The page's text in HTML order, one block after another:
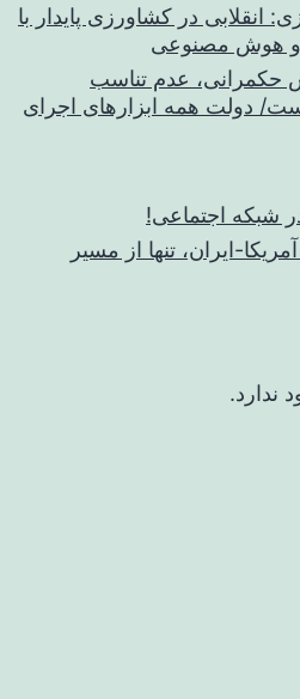
در کشاورزی پایدار با
و هوش مصنوعی
حکمرانی، عدم تناسب
دولت همه ابزارهای اجرای
ایران، تنها از مسیر
ندارد.